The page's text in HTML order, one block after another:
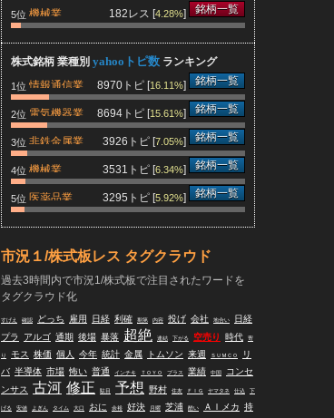
5位 機械業 182レス [4.28%] 銘柄一覧
株式銘柄 業種別 yahooトピ数 ランキング
1位 情報通信業 8970トピ [16.11%] 銘柄一覧
2位 電気機器業 8694トピ [15.61%] 銘柄一覧
3位 非鉄金属業 3926トピ [7.05%] 銘柄一覧
4位 機械業 3531トピ [6.34%] 銘柄一覧
5位 医薬品業 3295トピ [5.92%] 銘柄一覧
市況１/株式板レス タグクラウド
過去3時間内で市況1/株式板で注目されたワードを
タグクラウド化
すげえ 確認 どっち 雇用 日経 利確 期第 内容 投げ 会社 地合い
日経
プラ
アルゴ 通期 後場 暴落 超絶 連結 下がる 空売り 時代 寄
り モス 株価 個人 今年 統計 金属 トムソン 来週 ＳＵＭＣＯ
リ
バ 半導体 市場 怖い 普通 インチキ ＴＯＹＯ プラス 業績 中国
コンセ
ンサス
古河 修正 駄目 予想 野村 住友 ＦＩＧ ヤマタネ 仕込 下
げる 安値 よぎん タイム 大口 おに 余裕 好決 月曜 芝浦 酷い ＡＩメカ 持